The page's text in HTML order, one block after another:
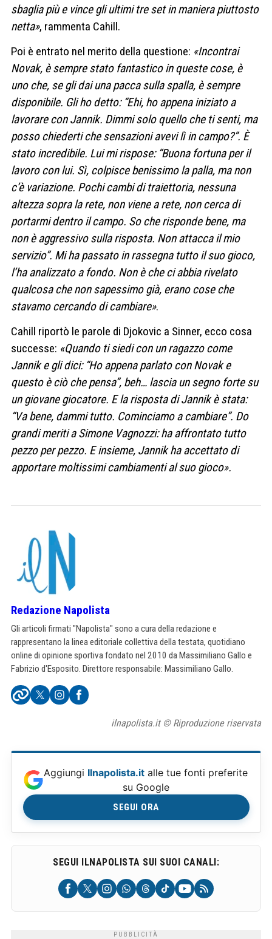
sbaglia più e vince gli ultimi tre set in maniera piuttosto
netta», rammenta Cahill.
Poi è entrato nel merito della questione: «Incontrai
Novak, è sempre stato fantastico in queste cose, è
uno che, se gli dai una pacca sulla spalla, è sempre
disponibile. Gli ho detto: “Ehi, ho appena iniziato a
lavorare con Jannik. Dimmi solo quello che ti senti, ma
posso chiederti che sensazioni avevi lì in campo?”. È
stato incredibile. Lui mi rispose: “Buona fortuna per il
lavoro con lui. Sì, colpisce benissimo la palla, ma non
c’è variazione. Pochi cambi di traiettoria, nessuna
altezza sopra la rete, non viene a rete, non cerca di
portarmi dentro il campo. So che risponde bene, ma
non è aggressivo sulla risposta. Non attacca il mio
servizio”. Mi ha passato in rassegna tutto il suo gioco,
l’ha analizzato a fondo. Non è che ci abbia rivelato
qualcosa che non sapessimo già, erano cose che
stavamo cercando di cambiare».
Cahill riportò le parole di Djokovic a Sinner, ecco cosa
successe: «Quando ti siedi con un ragazzo come
Jannik e gli dici: “Ho appena parlato con Novak e
questo è ciò che pensa”, beh… lascia un segno forte su
un giovane giocatore. E la risposta di Jannik è stata:
“Va bene, dammi tutto. Cominciamo a cambiare”. Do
grandi meriti a Simone Vagnozzi: ha affrontato tutto
pezzo per pezzo. E insieme, Jannik ha accettato di
apportare moltissimi cambiamenti al suo gioco».
Redazione Napolista
Gli articoli firmati "Napolista" sono a cura della redazione e
rappresentano la linea editoriale collettiva della testata, quotidiano
online di opinione sportiva fondato nel 2010 da Massimiliano Gallo e
Fabrizio d'Esposito. Direttore responsabile: Massimiliano Gallo.
ilnapolista.it © Riproduzione riservata
Aggiungi Ilnapolista.it alle tue fonti preferite
su Google
SEGUI ORA
SEGUI ILNAPOLISTA SUI SUOI CANALI: